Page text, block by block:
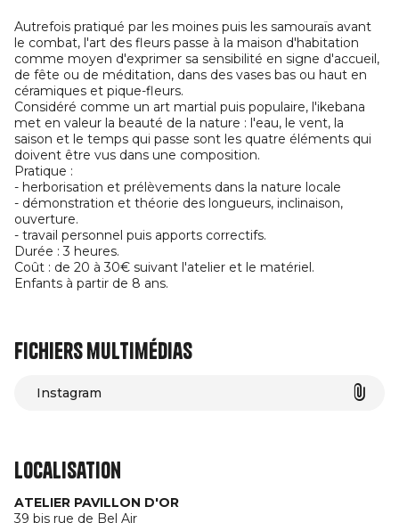
Autrefois pratiqué par les moines puis les samouraïs avant
le combat, l'art des fleurs passe à la maison d'habitation
comme moyen d'exprimer sa sensibilité en signe d'accueil,
de fête ou de méditation, dans des vases bas ou haut en
céramiques et pique-fleurs.
Considéré comme un art martial puis populaire, l'ikebana
met en valeur la beauté de la nature : l'eau, le vent, la
saison et le temps qui passe sont les quatre éléments qui
doivent être vus dans une composition.
Pratique :
- herborisation et prélèvements dans la nature locale
- démonstration et théorie des longueurs, inclinaison,
ouverture.
- travail personnel puis apports correctifs.
Durée : 3 heures.
Coût : de 20 à 30€ suivant l'atelier et le matériel.
Enfants à partir de 8 ans.
Fichiers multimédias
Instagram
Localisation
ATELIER PAVILLON D'OR
39 bis rue de Bel Air